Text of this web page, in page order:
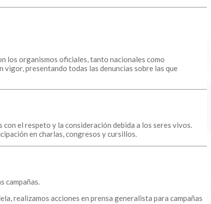
los organismos oficiales, tanto nacionales como
presentando todas las denuncias sobre las que
el respeto y la consideración debida a los seres vivos.
en charlas, congresos y cursillos.
campañas.
realizamos acciones en prensa generalista para campañas